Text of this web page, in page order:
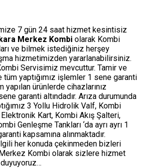
7 gün 24 saat hizmet kesintisiz
Merkez Kombi olarak Kombi
ve bilmek istediğiniz herşey
hizmetimizden yararlanabilirsiniz.
Servisimiz mevcuttur. Tamir ve
yaptığımız işlemler 1 sene garanti
yapılan ürünlerde cihazlarınız
garanti altındadır. Arıza durumunda
3 Yollu Hidrolik Valf, Kombi
Kart, Kombi Akış Şalteri,
Genleşme Tankları ‘da ayrı ayrı 1
kapsamına alınmaktadır.
her konuda çekinmeden bizleri
Kombi olarak sizlere hizmet